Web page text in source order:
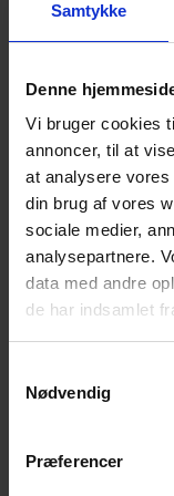
Samtykke
Denne
Vi bruger cookies
annoncer, til at
at analysere
din brug af vores
sociale medier,
analysepartnere.
data med andre
de har indsamlet
Nødvendig
Præferencer
eller 18
inddragelse af
bør omfatte såvel
ordningen,
flytningsmønster,
oplevede tryghed
de motoriserede
overtrædelser af
fortovet m.v.
I forbindelse med
motoriserede
deleløsninger
marked ved at
kommuner.